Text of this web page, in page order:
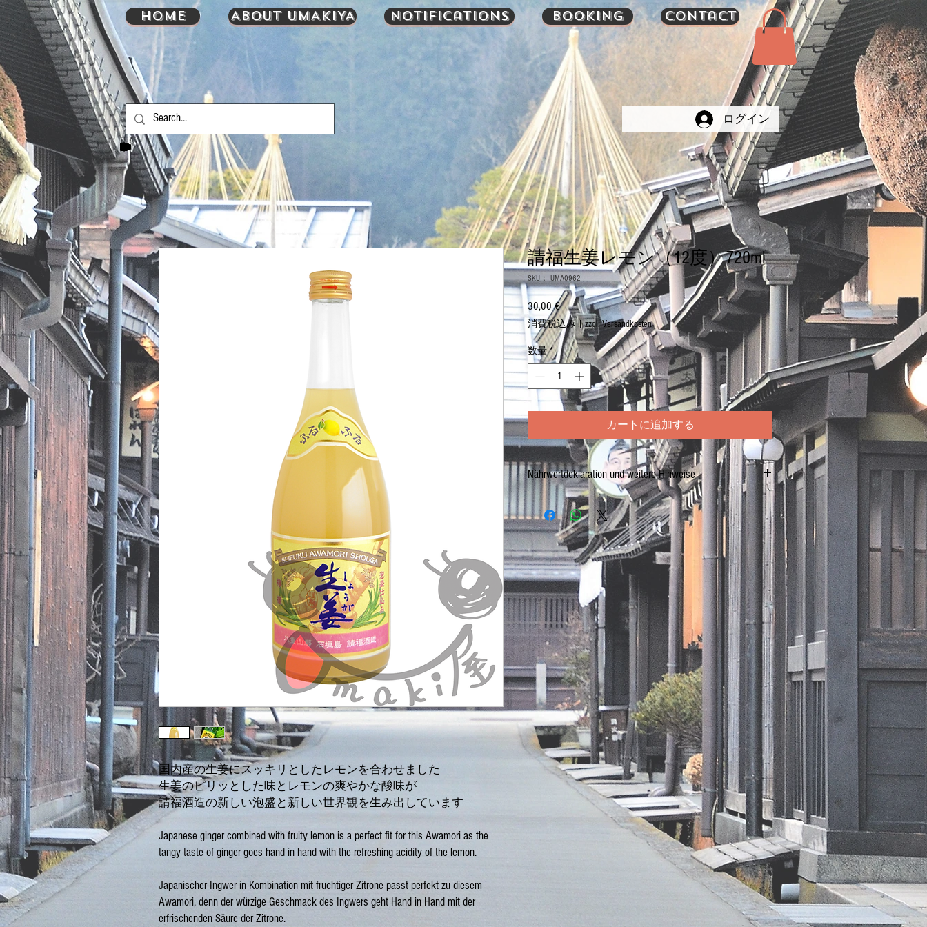
ログイン
国内産の生姜にスッキリとしたレモンを合わせました
生姜のピリッとした味とレモンの爽やかな酸味が
請福酒造の新しい泡盛と新しい世界観を生み出しています
Japanese ginger combined with fruity lemon is a perfect fit for this Awamori as the
tangy taste of ginger goes hand in hand with the refreshing acidity of the lemon.
Japanischer Ingwer in Kombination mit fruchtiger Zitrone passt perfekt zu diesem
Awamori, denn der würzige Geschmack des Ingwers geht Hand in Hand mit der
erfrischenden Säure der Zitrone.
請福生姜レモン（12度）720ml
SKU： UMA0962
30,00 €価
格
消費税込み|zzgl. Versandkosten
数量 *
カートに追加する
Nährwertdeklaration und weitere Hinweise
Seifuku Ingwer-Zitrone Likör
Netto: 720ml
ALC. 12%
Hergestellt in Japan
HOME About UMAKIYA Notifications Booking Contact